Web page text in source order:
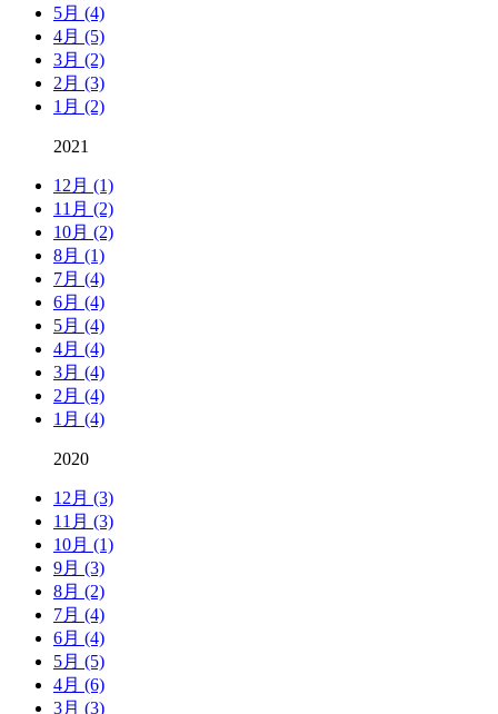
5月 (4)
4月 (5)
3月 (2)
2月 (3)
1月 (2)
2021
12月 (1)
11月 (2)
10月 (2)
8月 (1)
7月 (4)
6月 (4)
5月 (4)
4月 (4)
3月 (4)
2月 (4)
1月 (4)
2020
12月 (3)
11月 (3)
10月 (1)
9月 (3)
8月 (2)
7月 (4)
6月 (4)
5月 (5)
4月 (6)
3月 (3)